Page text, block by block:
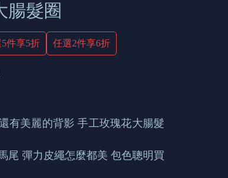
腸髮圈
件享5折 任選2件享6折
有美麗的背影 手工玫瑰花大腸髮
尾 彈力皮繩怎麼都美 包色聰明買